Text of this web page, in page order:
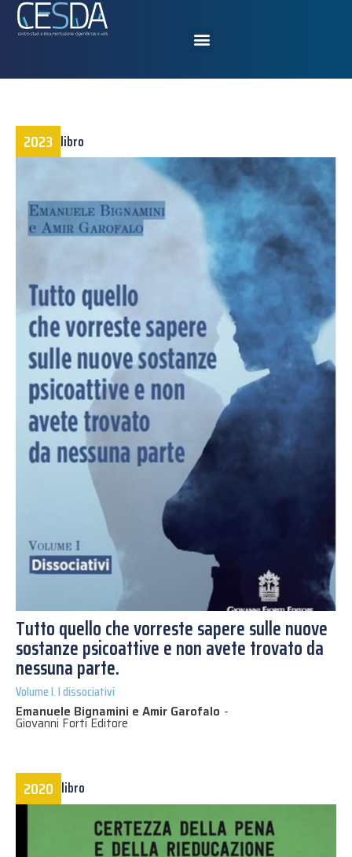
2023 libro
Tutto quello che vorreste sapere sulle nuove
sostanze psicoattive e non avete trovato da
nessuna parte.
Volume I. I dissociativi
Emanuele Bignamini e Amir Garofalo -
Giovanni Forti Editore
2020 libro